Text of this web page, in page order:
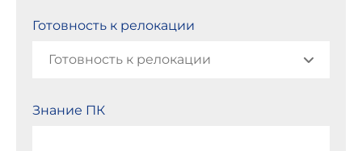
Готовность к релокации
Знание ПК